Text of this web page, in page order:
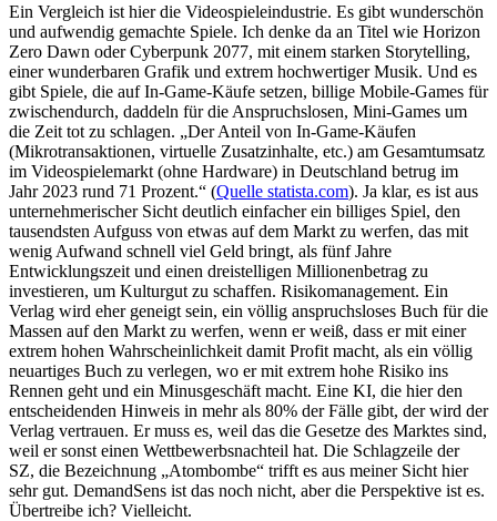
Ein Vergleich ist hier die Videospieleindustrie. Es gibt wunderschön
und aufwendig gemachte Spiele. Ich denke da an Titel wie Horizon
Zero Dawn oder Cyberpunk 2077, mit einem starken Storytelling,
einer wunderbaren Grafik und extrem hochwertiger Musik. Und es
gibt Spiele, die auf In-Game-Käufe setzen, billige Mobile-Games für
zwischendurch, daddeln für die Anspruchslosen, Mini-Games um
die Zeit tot zu schlagen. „Der Anteil von In-Game-Käufen
(Mikrotransaktionen, virtuelle Zusatzinhalte, etc.) am Gesamtumsatz
im Videospielemarkt (ohne Hardware) in Deutschland betrug im
Jahr 2023 rund 71 Prozent.“ (Quelle statista.com). Ja klar, es ist aus
unternehmerischer Sicht deutlich einfacher ein billiges Spiel, den
tausendsten Aufguss von etwas auf dem Markt zu werfen, das mit
wenig Aufwand schnell viel Geld bringt, als fünf Jahre
Entwicklungszeit und einen dreistelligen Millionenbetrag zu
investieren, um Kulturgut zu schaffen. Risikomanagement. Ein
Verlag wird eher geneigt sein, ein völlig anspruchsloses Buch für die
Massen auf den Markt zu werfen, wenn er weiß, dass er mit einer
extrem hohen Wahrscheinlichkeit damit Profit macht, als ein völlig
neuartiges Buch zu verlegen, wo er mit extrem hohe Risiko ins
Rennen geht und ein Minusgeschäft macht. Eine KI, die hier den
entscheidenden Hinweis in mehr als 80% der Fälle gibt, der wird der
Verlag vertrauen. Er muss es, weil das die Gesetze des Marktes sind,
weil er sonst einen Wettbewerbsnachteil hat. Die Schlagzeile der
SZ, die Bezeichnung „Atombombe“ trifft es aus meiner Sicht hier
sehr gut. DemandSens ist das noch nicht, aber die Perspektive ist es.
Übertreibe ich? Vielleicht.